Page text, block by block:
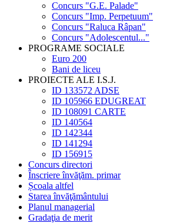
Concurs "G.E. Palade"
Concurs "Imp. Perpetuum"
Concurs "Raluca Râpan"
Concurs "Adolescentul..."
PROGRAME SOCIALE
Euro 200
Bani de liceu
PROIECTE ALE I.S.J.
ID 133572 ADSE
ID 105966 EDUGREAT
ID 108091 CARTE
ID 140564
ID 142344
ID 141294
ID 156915
Concurs directori
Înscriere învăţăm. primar
Școala altfel
Starea învăţământului
Planul managerial
Gradaţia de merit